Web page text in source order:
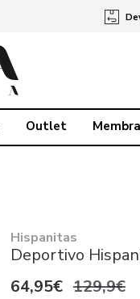
Outlet
Hispanitas
Deportivo
64,95€ 129,9€